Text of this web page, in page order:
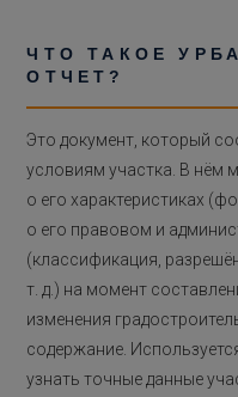
ЧТО ТАКОЕ
ОТЧЕТ?
Это документ, который
условиям участка. В
о его характеристиках
о его правовом и
(классификация,
т. д.) на момент
изменения
содержание.
узнать точные данные